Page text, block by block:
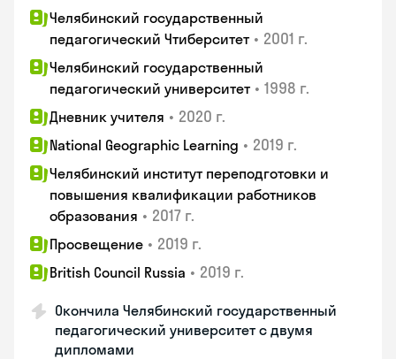
Челябинский государственный
педагогический Чтиберситет • 2001 г.
Челябинский государственный
педагогический университет • 1998 г.
Дневник учителя • 2020 г.
National Geographic Learning • 2019 г.
Челябинский институт переподготовки и
повышения квалификации работников
образования • 2017 г.
Просвещение • 2019 г.
British Council Russia • 2019 г.
Окончила Челябинский государственный
педагогический университет с двумя
дипломами